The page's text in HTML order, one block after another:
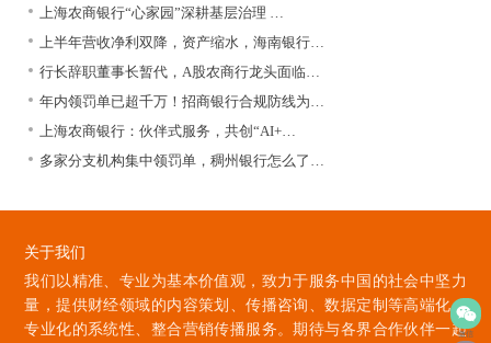
微信
上海农商银行“心家园”深耕基层治理 …
上半年营收净利双降，资产缩水，海南银行…
行长辞职董事长暂代，A股农商行龙头面临…
年内领罚单已超千万！招商银行合规防线为…
上海农商银行：伙伴式服务，共创“AI+…
多家分支机构集中领罚单，稠州银行怎么了…
关于我们
我们以精准、专业为基本价值观，致力于服务中国的社会中坚力
量，提供财经领域的内容策划、传播咨询、数据定制等高端化、
专业化的系统性、整合营销传播服务。期待与各界合作伙伴一起